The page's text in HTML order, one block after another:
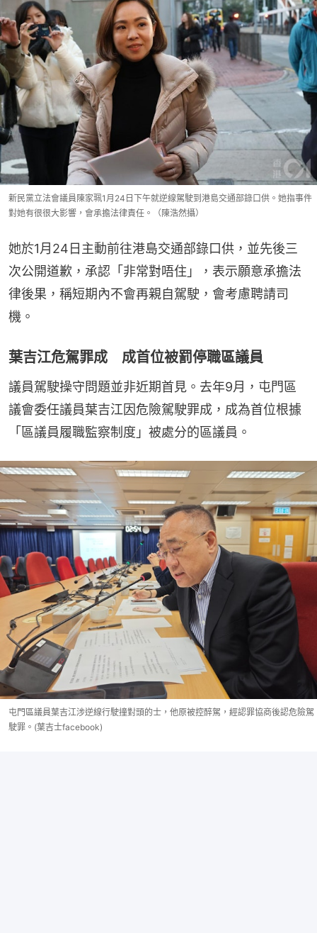
新民黨立法會議員陳家珮1月24日下午就逆線駕駛到港島交通部錄口供。她指事件
對她有很很大影響，會承擔法律責任。（陳浩然攝）
她於1月24日主動前往港島交通部錄口供，並先後三
次公開道歉，承認「非常對唔住」，表示願意承擔法
律後果，稱短期內不會再親自駕駛，會考慮聘請司
機。
葉吉江危駕罪成 成首位被罰停職區議員
議員駕駛操守問題並非近期首見。去年9月，屯門區
議會委任議員葉吉江因危險駕駛罪成，成為首位根據
「區議員履職監察制度」被處分的區議員。
屯門區議員葉吉江涉逆線行駛撞對頭的士，他原被控醉駕，經認罪協商後認危險駕
駛罪。(葉吉士facebook)